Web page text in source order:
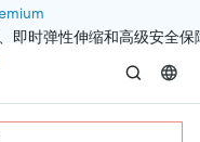
即时弹性伸缩和高级安全保